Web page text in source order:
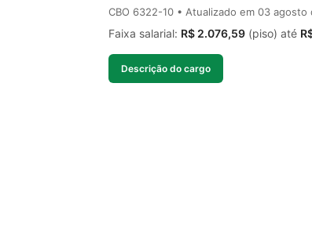
CBO 6322-10 • Atualizado em 03 agosto
Faixa salarial: R$ 2.076,59 (piso) até
Descrição do cargo